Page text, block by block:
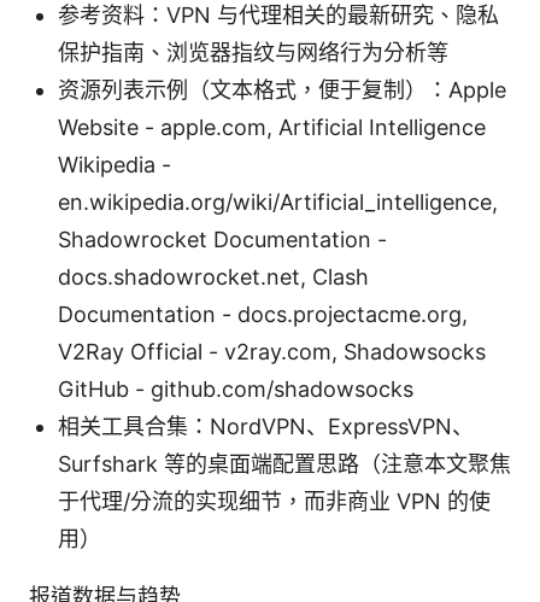
参考资料：VPN 与代理相关的最新研究、隐私
保护指南、浏览器指纹与网络行为分析等
资源列表示例（文本格式，便于复制）：Apple
Website - apple.com, Artificial Intelligence
Wikipedia -
en.wikipedia.org/wiki/Artificial_intelligence,
Shadowrocket Documentation -
docs.shadowrocket.net, Clash
Documentation - docs.projectacme.org,
V2Ray Official - v2ray.com, Shadowsocks
GitHub - github.com/shadowsocks
相关工具合集：NordVPN、ExpressVPN、
Surfshark 等的桌面端配置思路（注意本文聚焦
于代理/分流的实现细节，而非商业 VPN 的使
用）
报道数据与趋势